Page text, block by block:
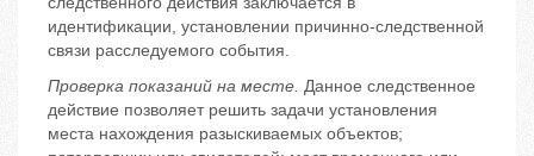
идентификации, установлении причинно-следственной
связи расследуемого события.
Проверка показаний на месте. Данное следственное
действие позволяет решить задачи установления
места нахождения разыскиваемых объектов;